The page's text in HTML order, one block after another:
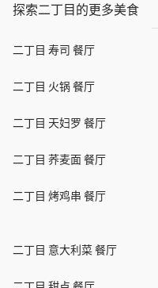
探索二丁目的更多美食
二丁目 寿司 餐厅
二丁目 火锅 餐厅
二丁目 天妇罗 餐厅
二丁目 荞麦面 餐厅
二丁目 烤鸡串 餐厅
二丁目 意大利菜 餐厅